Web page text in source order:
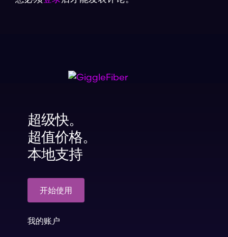
超级快。
超值价格。
本地支持
开始使用
我的账户